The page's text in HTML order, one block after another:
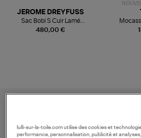
480,00 €
JEROME DREYFUSS
Sac Bobi S Cuir Lamé
Champagne
lulli-sur-la-toile.com utilise des cookies et
performance, personnalisation, publicité et